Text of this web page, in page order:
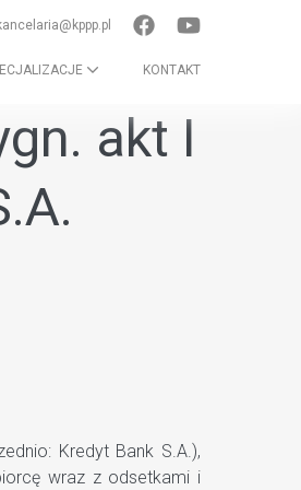
KONTAKT
akt I
Kredyt Bank S.A.),
wraz z odsetkami i